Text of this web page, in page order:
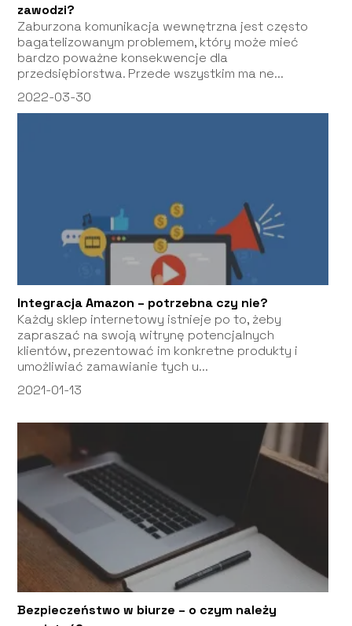
zawodzi?
Zaburzona komunikacja wewnętrzna jest często
bagatelizowanym problemem, który może mieć
bardzo poważne konsekwencje dla
przedsiębiorstwa. Przede wszystkim ma ne...
2022-03-30
Integracja Amazon – potrzebna czy nie?
Każdy sklep internetowy istnieje po to, żeby
zapraszać na swoją witrynę potencjalnych
klientów, prezentować im konkretne produkty i
umożliwiać zamawianie tych u...
2021-01-13
Bezpieczeństwo w biurze – o czym należy